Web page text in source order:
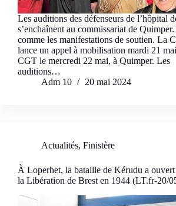
Les auditions des défenseurs de l’hôpital
s’enchaînent au commissariat de
comme les manifestations de soutien. La
lance un appel à mobilisation mardi 21
CGT le mercredi 22 mai, à Quimper. Les
auditions…
Adm 10
20 mai 2024
Actualités, Finistère
À Loperhet, la bataille de Kérudu a
la Libération de Brest en 1944 (LT.fr-20/